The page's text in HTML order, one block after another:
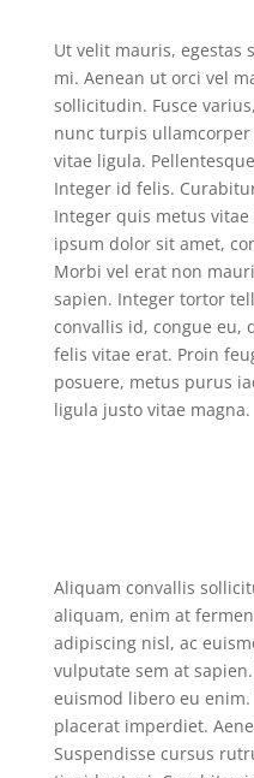
Ut velit mauris, egestas
mi. Aenean ut orci vel
sollicitudin. Fusce
nunc turpis
vitae ligula.
Integer id felis.
Integer quis metus
ipsum dolor sit amet,
Morbi vel erat non
sapien. Integer tortor
convallis id, congue eu,
felis vitae erat. Proin
posuere, metus purus
ligula justo vitae magna.
Aliquam convallis
aliquam, enim at
adipiscing nisl, ac
vulputate sem at
euismod libero eu
placerat imperdiet.
Suspendisse cursus